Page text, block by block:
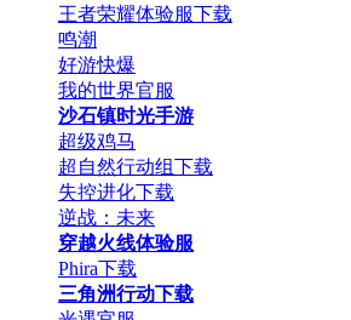
王者荣耀体验服下载
鸣潮
好游快爆
我的世界官服
沙石镇时光手游
超级鸡马
超自然行动组下载
失控进化下载
逆战：未来
穿越火线体验服
Phira下载
三角洲行动下载